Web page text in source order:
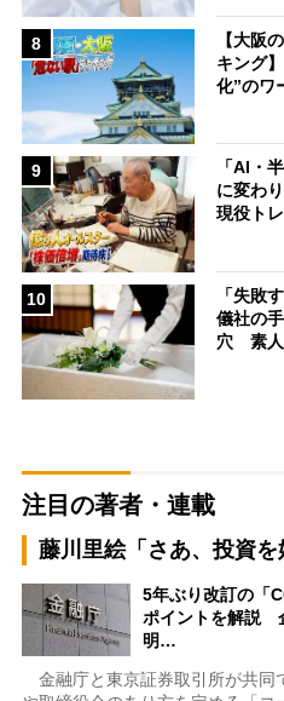
8
【大阪
キング
化”のワ
9
「AI・
に変わ
現役ト
10
「失敗
儀社の
穴 素
注目の著者・連載
藤川里絵「さあ、投資を
5年ぶり改訂の「
ポイントを解説
明…
金融庁と東京証券取引所が共同